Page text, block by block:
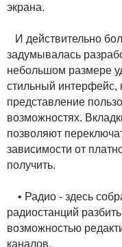
экрана.
И действительно
задумывалась
небольшом размере
стильный интерфейс,
представление
возможностях.
позволяют
зависимости от
получить.
• Радио - здесь
радиостанций
возможностью
каналов.